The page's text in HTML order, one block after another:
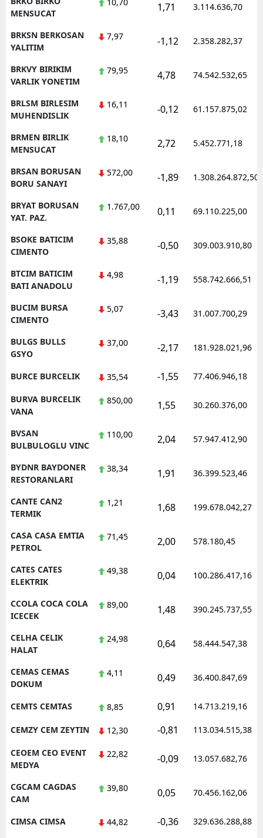
MENSUCAT
1,71 3.114.636,70
BRKSN BERKOSAN
YALITIM
7,97 -1,12 2.358.282,37
BRKVY BIRIKIM
VARLIK YONETIM
79,95 4,78 74.542.532,65
BRLSM BIRLESIM
MUHENDISLIK
16,11 -0,12 61.157.875,02
BRMEN BIRLIK
MENSUCAT
18,10 2,72 5.452.771,18
BRSAN BORUSAN
BORU SANAYI
572,00 -1,89 1.308.264.872,50
BRYAT BORUSAN
YAT. PAZ.
1.767,00 0,11 69.110.225,00
BSOKE BATICIM
CIMENTO
35,88 -0,50 309.003.910,80
BTCIM BATICIM
BATI ANADOLU
4,98 -1,19 558.742.666,51
BUCIM BURSA
CIMENTO
5,07 -3,43 31.007.700,29
BULGS BULLS
GSYO
37,00 -2,17 181.928.021,96
BURCE BURCELIK 35,54 -1,55 77.406.946,18
BURVA BURCELIK
VANA
850,00 1,55 30.260.376,00
BVSAN
BULBULOGLU VINC
110,00 2,04 57.947.412,90
BYDNR BAYDONER
RESTORANLARI
38,34 1,91 36.399.523,46
CANTE CAN2
TERMIK
1,21 1,68 199.678.042,27
CASA CASA EMTIA
PETROL
71,45 2,00 578.180,45
CATES CATES
ELEKTRIK
49,38 0,04 100.286.417,16
CCOLA COCA COLA
ICECEK
89,00 1,48 390.245.737,55
CELHA CELIK
HALAT
24,98 0,64 58.444.547,38
CEMAS CEMAS
DOKUM
4,11 0,49 36.400.847,69
CEMTS CEMTAS 8,85 0,91 14.713.219,16
CEMZY CEM ZEYTIN 12,30 -0,81 113.034.515,38
CEOEM CEO EVENT
MEDYA
22,82 -0,09 13.057.682,76
CGCAM CAGDAS
CAM
39,80 0,05 70.456.162,06
CIMSA CIMSA 44,82 -0,36 329.636.288,88